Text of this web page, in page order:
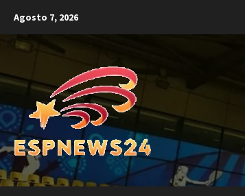
content
Agosto 7, 2026